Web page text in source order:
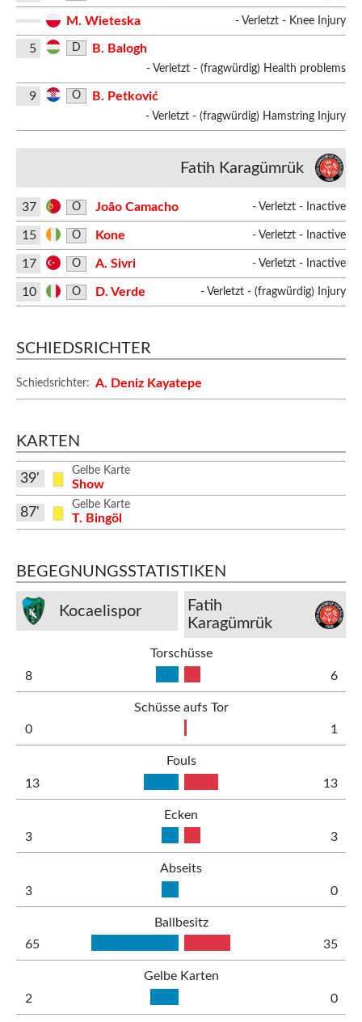
M. Wieteska - Verletzt - Knee Injury
5 D B. Balogh
- Verletzt - (fragwürdig) Health problems
9 O B. Petković
- Verletzt - (fragwürdig) Hamstring Injury
Fatih Karagümrük
37 O João Camacho - Verletzt - Inactive
15 O Kone - Verletzt - Inactive
17 O A. Sivri - Verletzt - Inactive
10 O D. Verde - Verletzt - (fragwürdig) Injury
SCHIEDSRICHTER
Schiedsrichter: A. Deniz Kayatepe
KARTEN
Gelbe Karte
Show
39'
Gelbe Karte
T. Bingöl
87'
BEGEGNUNGSSTATISTIKEN
Kocaelispor
Fatih
Karagümrük
Torschüsse
8
6
Schüsse aufs Tor
0
1
Fouls
13
13
Ecken
3
3
Abseits
3
0
Ballbesitz
65
35
Gelbe Karten
2
0